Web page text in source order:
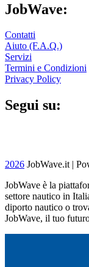
JobWave:
Contatti
Aiuto (F.A.Q.)
Servizi
Termini e Condizioni
Privacy Policy
Segui su:
2026 JobWave.it |
JobWave è la
settore nautico in
diporto nautico o
JobWave, il tuo